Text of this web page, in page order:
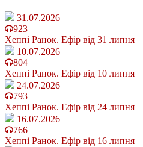
31.07.2026
923
Хеппі Ранок. Ефір від 31 липня
10.07.2026
804
Хеппі Ранок. Ефір від 10 липня
24.07.2026
793
Хеппі Ранок. Ефір від 24 липня
16.07.2026
766
Хеппі Ранок. Ефір від 16 липня